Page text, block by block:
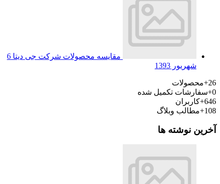
مقایسه محصولات شرکت جی دیتا 6
شهریور 1393
26+
محصولات
0+ سفارشات تکمیل شده
646+ کاربران
108+
مطالب وبلاگ
آخرین نوشته ها